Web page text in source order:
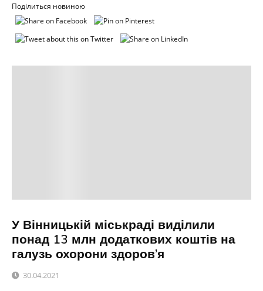
Поділиться новиною
У Вінницькій міськраді виділили
понад 13 млн додаткових коштів на
галузь охорони здоров’я
30.04.2021